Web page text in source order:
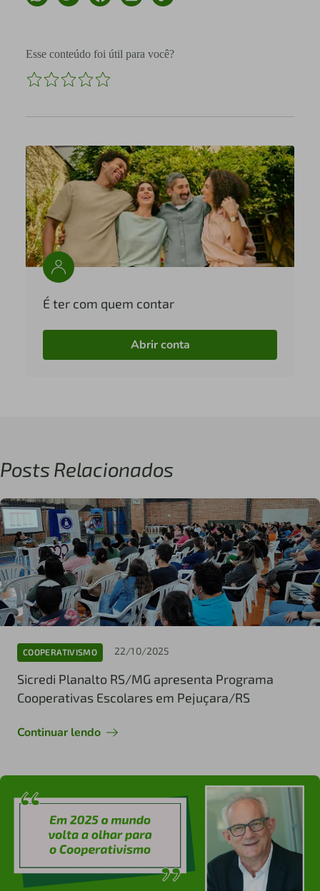
Esse conteúdo foi útil para você?
É ter com quem contar
Abrir conta
Posts Relacionados
COOPERATIVISMO 22/10/2025
Sicredi Planalto RS/MG apresenta Programa
Cooperativas Escolares em Pejuçara/RS
Continuar lendo